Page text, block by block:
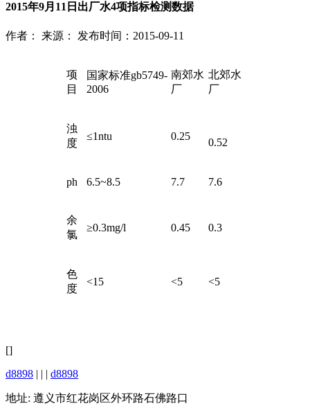
2015年9月11日出厂水4项指标检测数据
作者： 来源： 发布时间：2015-09-11
项
目
国家标准gb5749-
2006
南郊水
厂
北郊水
厂
浊
度
≤1ntu 0.25
0.52
ph 6.5~8.5 7.7 7.6
余
氯
≥0.3mg/l 0.45 0.3
色
度
<15 <5 <5
[]
d8898 | | | d8898
地址: 遵义市红花岗区外环路石佛路口